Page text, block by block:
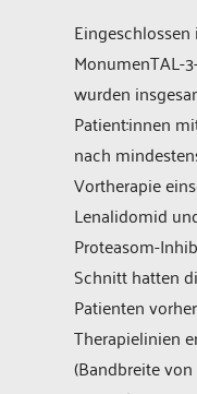
MonumenTAL-
wurden
Patient:innen
nach
Vortherapie
Lenalidomid
Proteasom-
Schnitt hatten
Patienten
Therapielinien
(Bandbreite von